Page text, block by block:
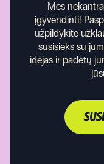
Mes
įgyvendinti!
užpildykite
susisieks su
idėjas ir padėtų